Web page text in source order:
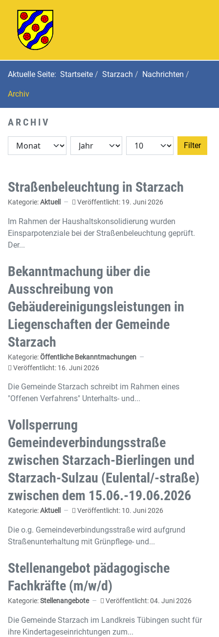
Aktuelle Seite: Startseite Starzach Nachrichten
Archiv
ARCHIV
Filter
Straßenbeleuchtung in Starzach
Kategorie:Aktuell Veröffentlicht: 19. Juni 2026
Im Rahmen der Haushaltskonsolidierung wurden
Einsparpotenziale bei der Straßenbeleuchtung geprüft.
Der...
Bekanntmachung über die
Ausschreibung von
Gebäudereinigungsleistungen in
Liegenschaften der Gemeinde
Starzach
Kategorie:Öffentliche Bekanntmachungen
Veröffentlicht: 16. Juni 2026
Die Gemeinde Starzach schreibt im Rahmen eines
"Offenen Verfahrens" Unterhalts- und...
Vollsperrung
Gemeindeverbindungsstraße
zwischen Starzach-Bierlingen und
Starzach-Sulzau (Eulental/-straße)
zwischen dem 15.06.-19.06.2026
Kategorie:Aktuell Veröffentlicht: 10. Juni 2026
Die o.g. Gemeindeverbindungsstraße wird aufgrund
Straßenunterhaltung mit Grünpflege- und...
Stellenangebot pädagogische
Fachkräfte (m/w/d)
Kategorie:Stellenangebote Veröffentlicht: 04. Juni 2026
Die Gemeinde Starzach im Landkreis Tübingen sucht für
ihre Kindertageseinrichtungen zum...